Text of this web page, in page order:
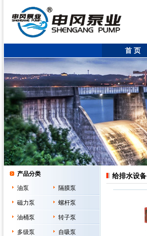
首 页
产品分类
油泵 隔膜泵
磁力泵 螺杆泵
油桶泵 转子泵
多级泵 自吸泵
给排水设备